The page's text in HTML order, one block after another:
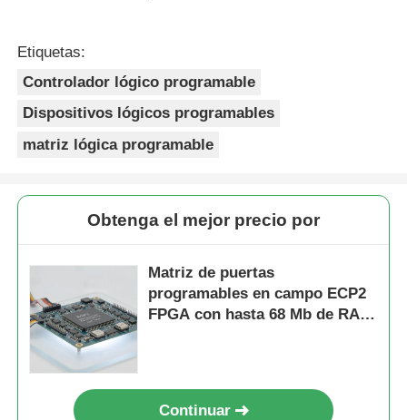
Etiquetas:
Controlador lógico programable
Dispositivos lógicos programables
matriz lógica programable
Obtenga el mejor precio por
Matriz de puertas
programables en campo ECP2
FPGA con hasta 68 Mb de RAM
Continuar